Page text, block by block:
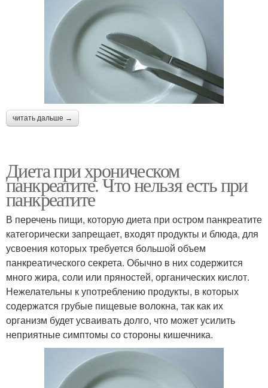
читать дальше →
Диета при хроническом
панкреатите. Что нельзя есть при
панкреатите
В перечень пищи, которую диета при остром панкреатите
категорически запрещает, входят продукты и блюда, для
усвоения которых требуется большой объем
панкреатического секрета. Обычно в них содержится
много жира, соли или пряностей, органических кислот.
Нежелательны к употреблению продукты, в которых
содержатся грубые пищевые волокна, так как их
организм будет усваивать долго, что может усилить
неприятные симптомы со стороны кишечника.